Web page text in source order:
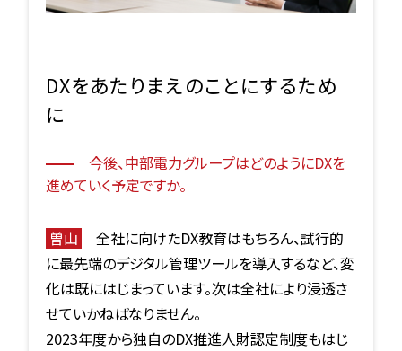
DXをあたりまえのことにするため
に
今後、中部電力グループはどのようにDXを
進めていく予定ですか。
曽山
全社に向けたDX教育はもちろん、試行的
に最先端のデジタル管理ツールを導入するなど、変
化は既にはじまっています。次は全社により浸透さ
せていかねばなりません。
2023年度から独自のDX推進人財認定制度もはじ